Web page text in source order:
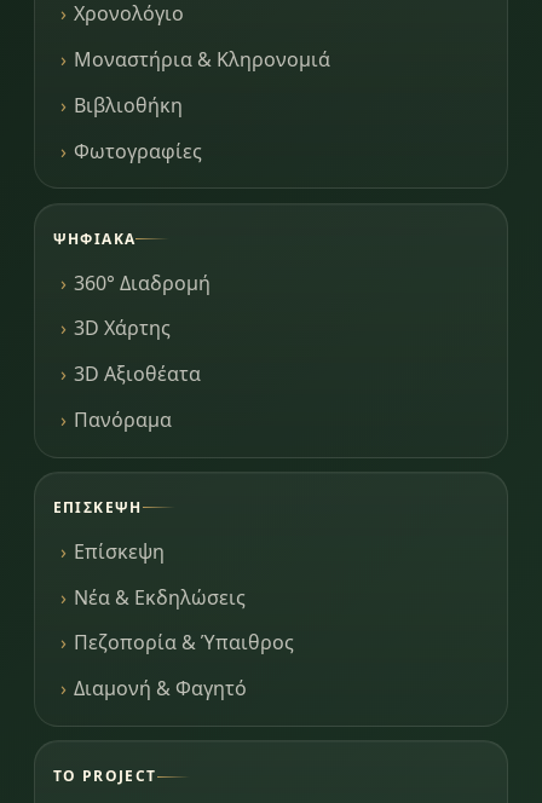
Χρονολόγιο
Μοναστήρια & Κληρονομιά
Βιβλιοθήκη
Φωτογραφίες
ΨΗΦΙΑΚΆ
360° Διαδρομή
3D Χάρτης
3D Αξιοθέατα
Πανόραμα
ΕΠΊΣΚΕΨΗ
Επίσκεψη
Νέα & Εκδηλώσεις
Πεζοπορία & Ύπαιθρος
Διαμονή & Φαγητό
ΤΟ PROJECT